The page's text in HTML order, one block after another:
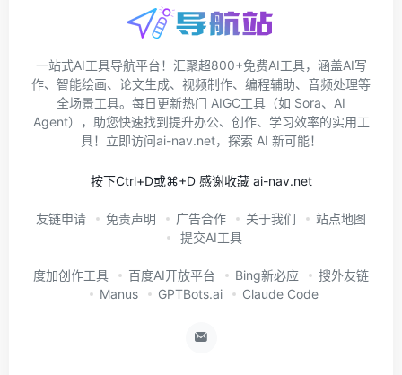
一站式AI工具导航平台！汇聚超800+免费AI工具，涵盖AI写
作、智能绘画、论文生成、视频制作、编程辅助、音频处理等
全场景工具。每日更新热门 AIGC工具（如 Sora、AI
Agent），助您快速找到提升办公、创作、学习效率的实用工
具！立即访问ai-nav.net，探索 AI 新可能！
按下Ctrl+D或⌘+D 感谢收藏 ai-nav.net
友链申请 免责声明 广告合作 关于我们
站点地图
提交AI工具
度加创作工具 百度AI开放平台 Bing新必应
搜外友链
Manus
GPTBots.ai Claude Code